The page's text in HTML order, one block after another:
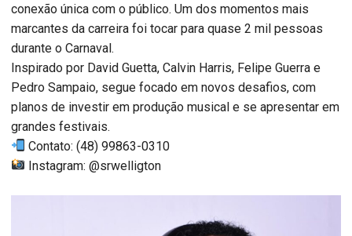
conexão única com o público. Um dos momentos mais
marcantes da carreira foi tocar para quase 2 mil pessoas
durante o Carnaval.
Inspirado por David Guetta, Calvin Harris, Felipe Guerra e
Pedro Sampaio, segue focado em novos desafios, com
planos de investir em produção musical e se apresentar em
grandes festivais.
Contato: (48) 99863-0310
Instagram: @srwelligton